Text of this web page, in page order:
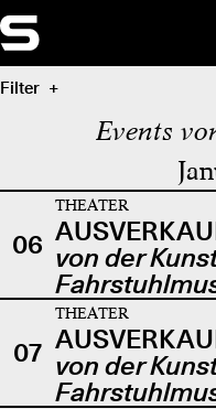
Filter
Events
06
THEATER
von der
07
THEATER
von der